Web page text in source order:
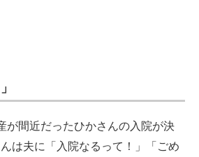
間近だったひかさんの入院が決
は夫に「入院なるって！」「ごめ